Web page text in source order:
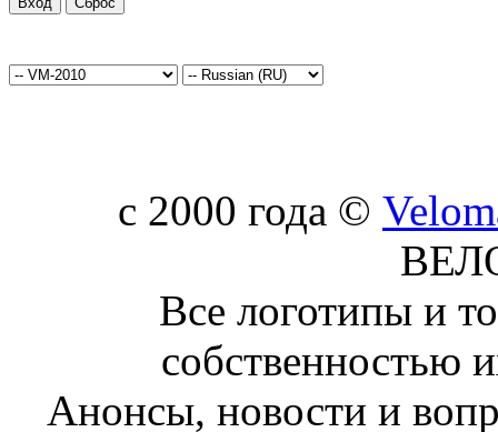
c 2000 года ©
Все логотипы и
собственностью
Анонсы, новости и